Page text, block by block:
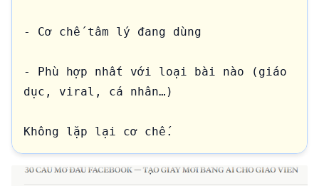
- Cơ chế tâm lý đang dùng
- Phù hợp nhất với loại bài nào (giáo
dục, viral, cá nhân…)
Không lặp lại cơ chế.